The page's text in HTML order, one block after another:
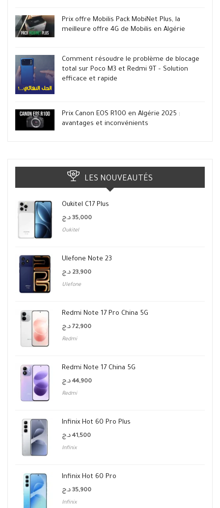
Prix offre Mobilis Pack MobiNet Plus, la
meilleure offre 4G de Mobilis en Algérie
Comment résoudre le problème de blocage
total sur Poco M3 et Redmi 9T – Solution
efficace et rapide
Prix Canon EOS R100 en Algérie 2025 :
avantages et inconvénients
LES NOUVEAUTÉS
Oukitel C17 Plus
35,000 د.ج
Oukitel
Ulefone Note 23
23,900 د.ج
Ulefone
Redmi Note 17 Pro China 5G
72,900 د.ج
Redmi
Redmi Note 17 China 5G
44,900 د.ج
Redmi
Infinix Hot 60 Pro Plus
41,500 د.ج
Infinix
Infinix Hot 60 Pro
35,900 د.ج
Infinix